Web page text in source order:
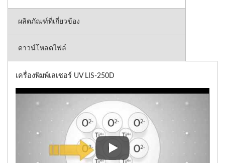
ผลิตภัณฑ์ที่เกี่ยวข้อง
ดาวน์โหลดไฟล์
เครื่องพิมพ์เลเซอร์ UV LIS-250D
เครื่องพิมพ์เลเซอร์ UV LIS-250D